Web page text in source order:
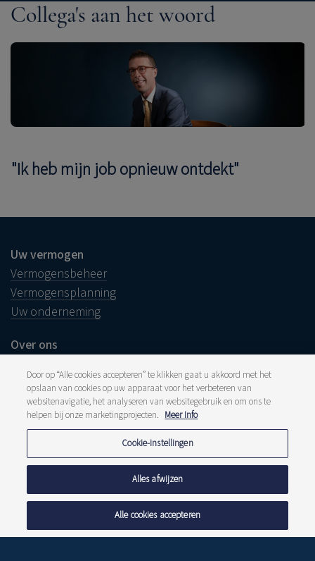
Collega's aan het woord
"Ik heb mijn job opnieuw ontdekt"
Uw vermogen
Vermogensbeheer
Vermogensplanning
Uw onderneming
Over ons
Duurzame aanpak
Werken bij Delen
Klacht
Publicaties
Door op “Alle cookies accepteren” te klikken gaat u akkoord met het
opslaan van cookies op uw apparaat voor het verbeteren van
websitenavigatie, het analyseren van websitegebruik en om ons te
helpen bij onze marketingprojecten. Meer Info
Cookie-instellingen
Alles afwijzen
Alle cookies accepteren